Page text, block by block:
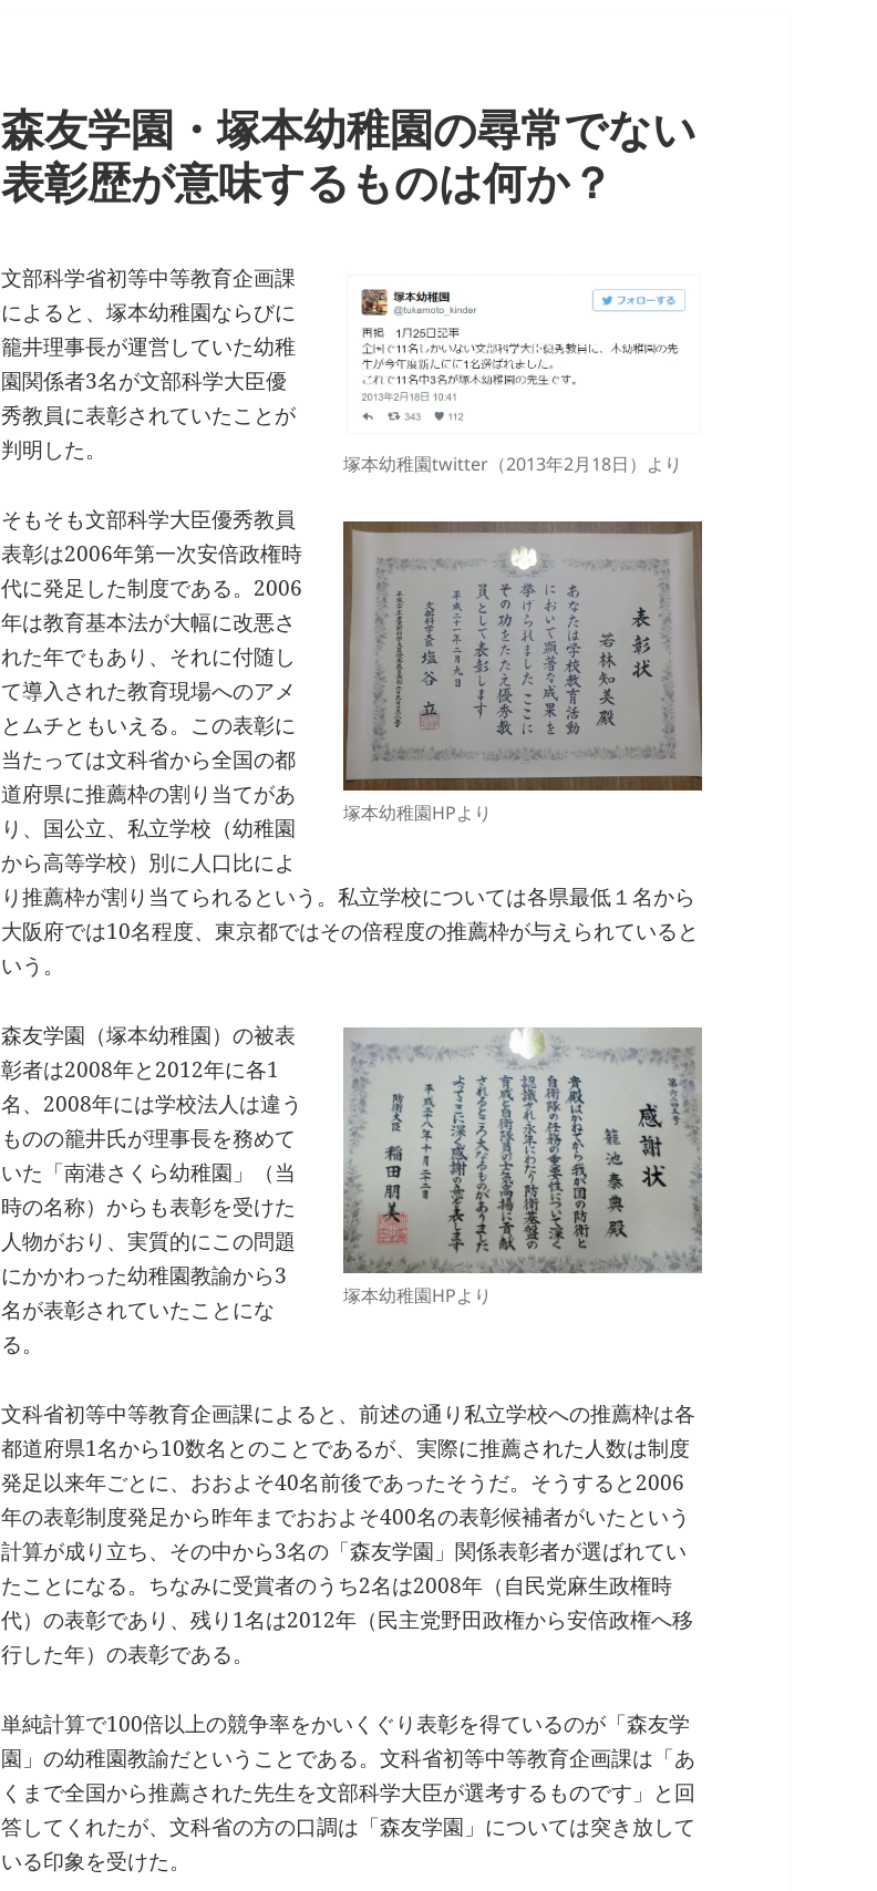
森友学園・塚本幼稚園の尋常でない
表彰歴が意味するものは何か？
塚本幼稚園twitter（2013年2月18日）より
塚本幼稚園HPより
文部科学省初等中等教育企画課
によると、塚本幼稚園ならびに
籠井理事長が運営していた幼稚
園関係者3名が文部科学大臣優
秀教員に表彰されていたことが
判明した。
そもそも文部科学大臣優秀教員
表彰は2006年第一次安倍政権時
代に発足した制度である。2006
年は教育基本法が大幅に改悪さ
れた年でもあり、それに付随し
て導入された教育現場へのアメ
とムチともいえる。この表彰に
当たっては文科省から全国の都
道府県に推薦枠の割り当てがあ
り、国公立、私立学校（幼稚園
から高等学校）別に人口比によ
り推薦枠が割り当てられるという。私立学校については各県最低１名から
大阪府では10名程度、東京都ではその倍程度の推薦枠が与えられていると
いう。
塚本幼稚園HPより
森友学園（塚本幼稚園）の被表
彰者は2008年と2012年に各1
名、2008年には学校法人は違う
ものの籠井氏が理事長を務めて
いた「南港さくら幼稚園」（当
時の名称）からも表彰を受けた
人物がおり、実質的にこの問題
にかかわった幼稚園教諭から3
名が表彰されていたことにな
る。
文科省初等中等教育企画課によると、前述の通り私立学校への推薦枠は各
都道府県1名から10数名とのことであるが、実際に推薦された人数は制度
発足以来年ごとに、おおよそ40名前後であったそうだ。そうすると2006
年の表彰制度発足から昨年までおおよそ400名の表彰候補者がいたという
計算が成り立ち、その中から3名の「森友学園」関係表彰者が選ばれてい
たことになる。ちなみに受賞者のうち2名は2008年（自民党麻生政権時
代）の表彰であり、残り1名は2012年（民主党野田政権から安倍政権へ移
行した年）の表彰である。
単純計算で100倍以上の競争率をかいくぐり表彰を得ているのが「森友学
園」の幼稚園教諭だということである。文科省初等中等教育企画課は「あ
くまで全国から推薦された先生を文部科学大臣が選考するものです」と回
答してくれたが、文科省の方の口調は「森友学園」については突き放して
いる印象を受けた。